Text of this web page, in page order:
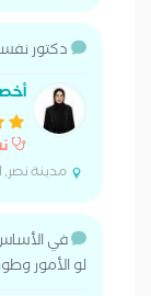
دكتور
مدينة نصر,
في
لو الأمور